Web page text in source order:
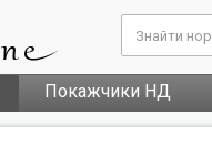
Покажчики НД